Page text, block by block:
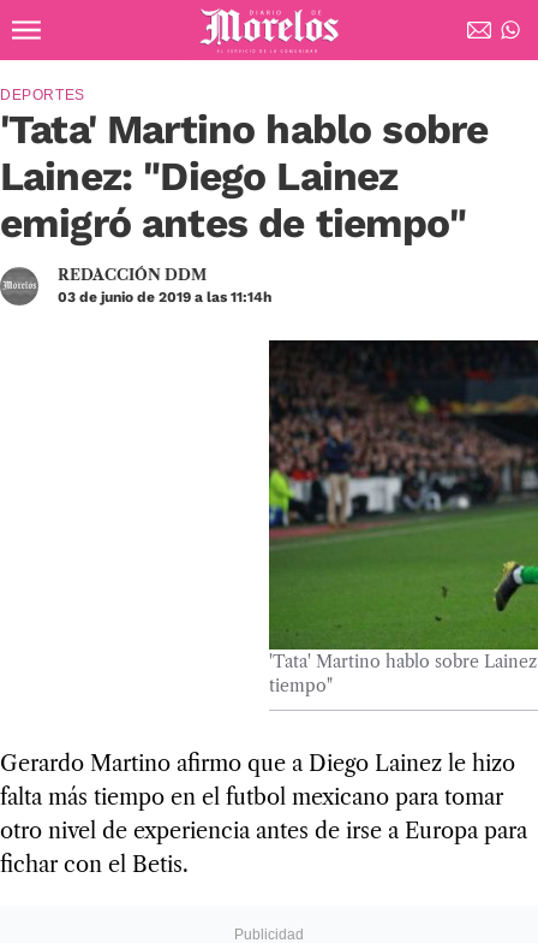
Diario de Morelos
'Tata' Martino hablo sobre
Lainez: "Diego Lainez
emigró antes de tiempo"
DEPORTES
REDACCIÓN DDM
03 de junio de 2019 a las 11:14h
'Tata' Martino hablo sobre
tiempo"
Gerardo Martino afirmo que a Diego Lainez le hizo
falta más tiempo en el futbol mexicano para tomar
otro nivel de experiencia antes de irse a Europa para
fichar con el Betis.